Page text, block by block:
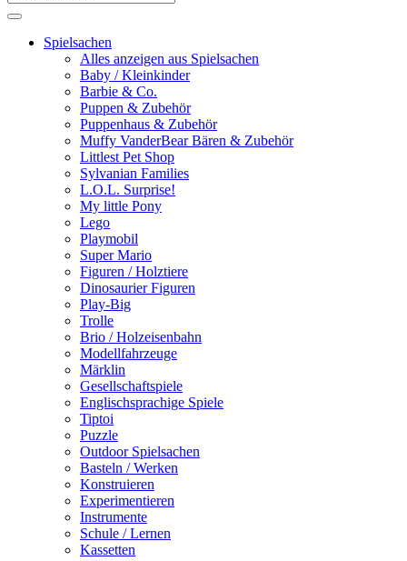
Spielsachen
Alles anzeigen aus Spielsachen
Baby / Kleinkinder
Barbie & Co.
Puppen & Zubehör
Puppenhaus & Zubehör
Muffy VanderBear Bären & Zubehör
Littlest Pet Shop
Sylvanian Families
L.O.L. Surprise!
My little Pony
Lego
Playmobil
Super Mario
Figuren / Holztiere
Dinosaurier Figuren
Play-Big
Trolle
Brio / Holzeisenbahn
Modellfahrzeuge
Märklin
Gesellschaftspiele
Englischsprachige Spiele
Tiptoi
Puzzle
Outdoor Spielsachen
Basteln / Werken
Konstruieren
Experimentieren
Instrumente
Schule / Lernen
Kassetten